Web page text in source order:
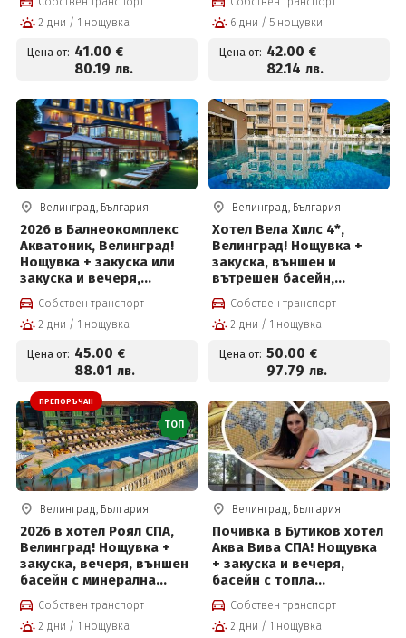
волейболно игрище,
билярд и тенис на маса
за 41 € на човек
2 дни / 1 нощувка
Цена от: 41.00 €
80.19 лв.
физиотерапевтични
процедури на ден,
басейн с минерална вода
и солна стая за 42 евро
на човек на ден
6 дни / 5 нощувки
Цена от: 42.00 €
82.14 лв.
Велинград, България
2026 в Балнеокомплекс
Акватоник, Велинград!
Нощувка + закуска или
закуска и вечеря,
вътрешен и външен
акватоничен басейн и
Уелнес пакет на цени от
45 евро на човек
Собствен транспорт
2 дни / 1 нощувка
Цена от: 45.00 €
88.01 лв.
Велинград, България
Хотел Вела Хилс 4*,
Велинград! Нощувка +
закуска, външен и
вътрешен басейн,
джакузи и СПА пакет на
цени от 50 евро на човек
Собствен транспорт
2 дни / 1 нощувка
Цена от: 50.00 €
97.79 лв.
ПРЕПОРЪЧАН
ТОП
Велинград, България
2026 в хотел Роял СПА,
Велинград! Нощувка +
закуска, вечеря, външен
басейн с минерална
вода, термален басейн и
СПА пакет
Собствен транспорт
2 дни / 1 нощувка
Велинград, България
Почивка в Бутиков хотел
Аква Вива СПА! Нощувка
+ закуска и вечеря,
басейн с топла
минерална вода и Уелнес
пакет за 58 евро на
човек
Собствен транспорт
2 дни / 1 нощувка